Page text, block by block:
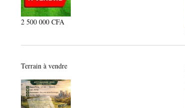
2 500 000 CFA
Terrain à vendre